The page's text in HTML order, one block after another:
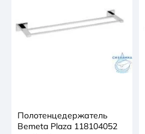
Полотенцедержатель
Bemeta Plaza 118104052